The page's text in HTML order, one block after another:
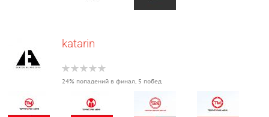
katarin
24% попадений в финал, 5 побед